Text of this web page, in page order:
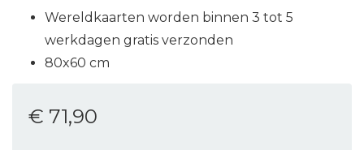
Wereldkaarten worden binnen 3 tot 5
werkdagen gratis verzonden
80x60 cm
€ 71,90